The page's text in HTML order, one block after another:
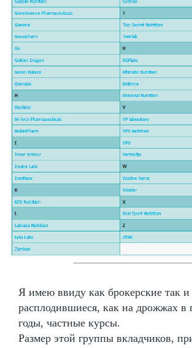
Я имею ввиду как брокерские так и
расплодившиеся, как на дрожжах в
годы, частные курсы.
Размер этой группы вкладчиков,